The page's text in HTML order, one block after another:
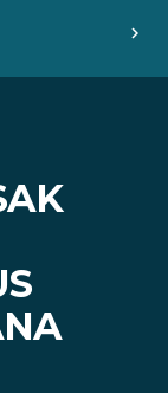
chevron_right